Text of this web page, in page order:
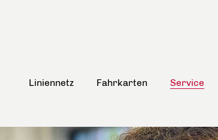
Liniennetz Fahrkarten Service